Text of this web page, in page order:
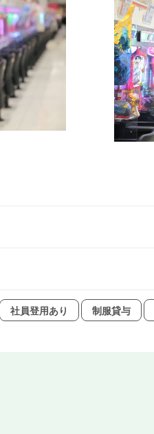
社員登用あり 制服貸与